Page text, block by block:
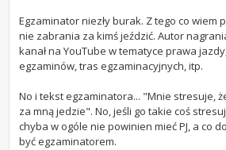
Egzaminator niezły burak. Z tego co wiem
nie zabrania za kimś jeździć. Autor
kanał na YouTube w tematyce prawa
egzaminów, tras egzaminacyjnych, itp.
No i tekst egzaminatora... "Mnie stresuje,
za mną jedzie". No, jeśli go takie coś
chyba w ogóle nie powinien mieć PJ, a co
być egzaminatorem.